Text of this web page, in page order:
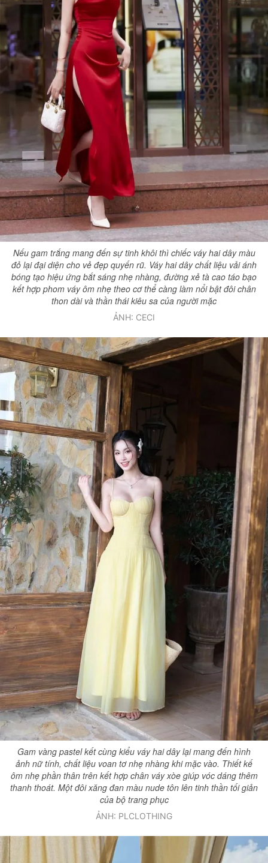
Nếu gam trắng mang đến sự tinh khôi thì chiếc váy hai dây màu
đỏ lại đại diện cho vẻ đẹp quyến rũ. Váy hai dây chất liệu vải ánh
bóng tạo hiệu ứng bắt sáng nhẹ nhàng, đường xẻ tà cao táo bạo
kết hợp phom váy ôm nhẹ theo cơ thể càng làm nổi bật đôi chân
thon dài và thần thái kiêu sa của người mặc
ẢNH: CECI
Gam vàng pastel kết cùng kiểu váy hai dây lại mang đến hình
ảnh nữ tính, chất liệu voan tơ nhẹ nhàng khi mặc vào. Thiết kế
ôm nhẹ phần thân trên kết hợp chân váy xòe giúp vóc dáng thêm
thanh thoát. Một đôi xăng đan màu nude tôn lên tinh thần tối giản
của bộ trang phục
ẢNH: PLCLOTHING